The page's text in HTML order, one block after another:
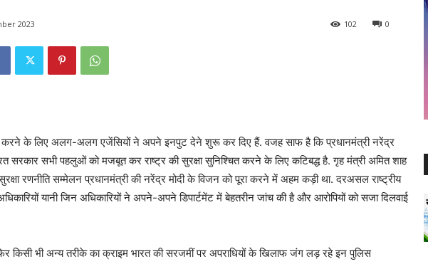
2023 0
102
करने के लिए अलग-अलग एजेंसियों ने अपने इनपुट देने शुरू कर दिए हैं. वजह साफ है कि प्रधानमंत्री नरेंद्र
सरकार सभी पहलुओं को मजबूत कर राष्ट्र की सुरक्षा सुनिश्चित करने के लिए कटिबद्ध है. गृह मंत्री अमित शाह
रणनीति सम्मेलन प्रधानमंत्री की नरेंद्र मोदी के विजन को पूरा करने में अहम कड़ी था. दरअसल राष्ट्रीय
यानी जिन अधिकारियों ने अपने-अपने डिपार्टमेंट में बेहतरीन जांच की है और आरोपियों को सजा दिलवाई
किसी भी अन्य तरीके का क्राइम भारत की सरजमीं पर अपराधियों के खिलाफ जंग लड़ रहे इन पुलिस